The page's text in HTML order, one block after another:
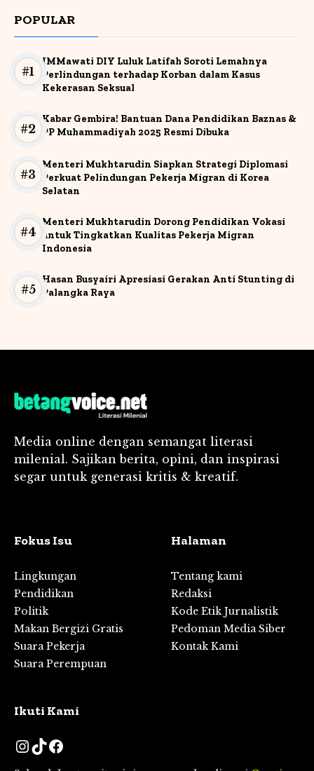
POPULAR
IMMawati DIY Luluk Latifah Soroti Lemahnya
Perlindungan terhadap Korban dalam Kasus
Kekerasan Seksual
Kabar Gembira! Bantuan Dana Pendidikan Baznas &
PP Muhammadiyah 2025 Resmi Dibuka
Menteri Mukhtarudin Siapkan Strategi Diplomasi
Perkuat Pelindungan Pekerja Migran di Korea
Selatan
Menteri Mukhtarudin Dorong Pendidikan Vokasi
untuk Tingkatkan Kualitas Pekerja Migran
Indonesia
Hasan Busyairi Apresiasi Gerakan Anti Stunting di
Palangka Raya
Media online dengan semangat literasi
milenial. Sajikan berita, opini, dan inspirasi
segar untuk generasi kritis & kreatif.
Fokus Isu
Lingkungan
Pendidikan
Politik
Makan Bergizi Gratis
Suara Pekerja
Suara Perempuan
Halaman
Tentang kami
Redaksi
Kode Etik Jurnalistik
Pedoman Media Siber
Kontak Kami
Ikuti Kami
Instagram
TikTok
Facebook